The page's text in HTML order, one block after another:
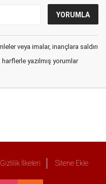
veya imalar, inançlara saldırı
yazılmış yorumlar
Gizlilik İlkeleri Sitene Ekle